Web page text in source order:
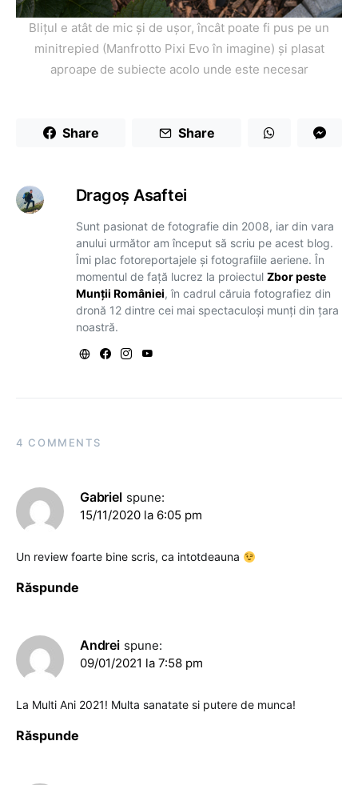
Blițul e atât de mic și de ușor, încât poate fi pus pe un
minitrepied (Manfrotto Pixi Evo în imagine) și plasat
aproape de subiecte acolo unde este necesar
Share Share
Dragoş Asaftei
Sunt pasionat de fotografie din 2008, iar din vara
anului următor am început să scriu pe acest blog.
Îmi plac fotoreportajele și fotografiile aeriene. În
momentul de față lucrez la proiectul Zbor peste
Munții României, în cadrul căruia fotografiez din
dronă 12 dintre cei mai spectaculoși munți din țara
noastră.
4 COMMENTS
Gabriel spune:
15/11/2020 la 6:05 pm
Un review foarte bine scris, ca intotdeauna
Răspunde
Andrei spune:
09/01/2021 la 7:58 pm
La Multi Ani 2021! Multa sanatate si putere de munca!
Răspunde